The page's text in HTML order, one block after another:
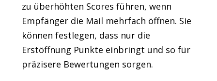
zu überhöhten Scores führen, wenn
Empfänger die Mail mehrfach öffnen. Sie
können festlegen, dass nur die
Erstöffnung Punkte einbringt und so für
präzisere Bewertungen sorgen.